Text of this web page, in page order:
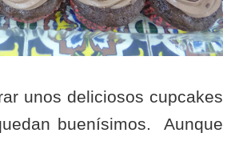
unos deliciosos cupcakes
buenísimos.
Aunque